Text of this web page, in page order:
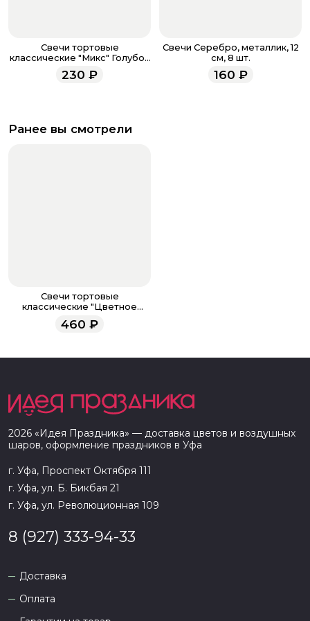
Свечи тортовые
классические "Микс" Голубой
/ Серебро / 10 шт., 15 см /
230 ₽
Свечи Серебро, металлик, 12
см, 8 шт.
160 ₽
Ранее вы смотрели
Свечи тортовые
классические "Цветное
пламя" 12 шт.
460 ₽
2026 «Идея Праздника» — доставка цветов и воздушных
шаров, оформление праздников в Уфа
г. Уфа, Проспект Октября 111
г. Уфа, ул. Б. Бикбая 21
г. Уфа, ул. Революционная 109
8 (927) 333-94-33
Доставка
Оплата